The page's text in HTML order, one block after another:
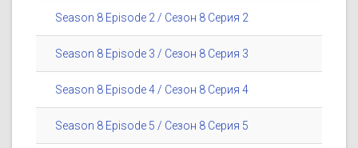
Season 8 Episode 2 / Сезон 8 Серия 2
Season 8 Episode 3 / Сезон 8 Серия 3
Season 8 Episode 4 / Сезон 8 Серия 4
Season 8 Episode 5 / Сезон 8 Серия 5